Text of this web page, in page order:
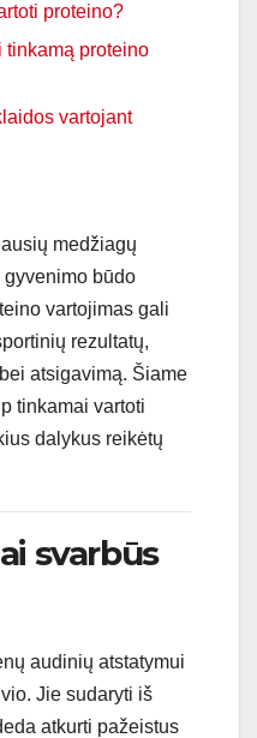
proteino?
tinkamą proteino
vartojant
medžiagų
būdo
vartojimas gali
rezultatų,
atsigavimą. Šiame
tinkamai vartoti
dalykus reikėtų
svarbūs
audinių atstatymui
Jie sudaryti iš
atkurti pažeistus